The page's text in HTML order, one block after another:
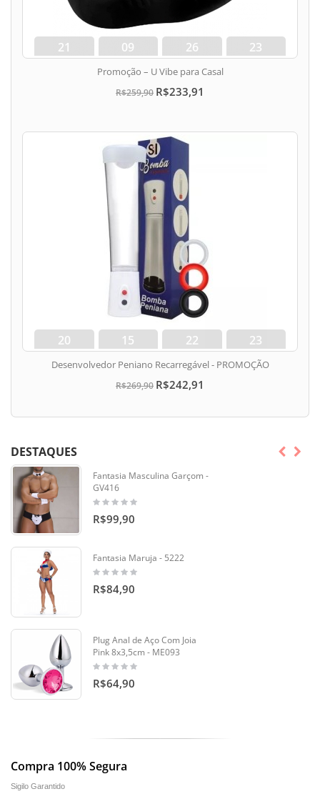
21
dias
09
hora
26
min
22
seg
Promoção – U Vibe para Casal
R$259,90 R$233,91
20
dias
15
hora
22
min
22
seg
Desenvolvedor Peniano Recarregável - PROMOÇÃO
R$269,90 R$242,91
DESTAQUES
Fantasia Masculina Garçom -
GV416
R$99,90
Fantasia Maruja - 5222
R$84,90
Plug Anal de Aço Com Joia
Pink 8x3,5cm - ME093
R$64,90
Compra 100% Segura
Sigilo Garantido